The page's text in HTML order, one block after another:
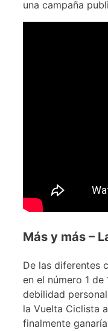
una campaña
Más y más –
De las diferentes
en el número 1
debilidad
la Vuelta Ciclista
finalmente